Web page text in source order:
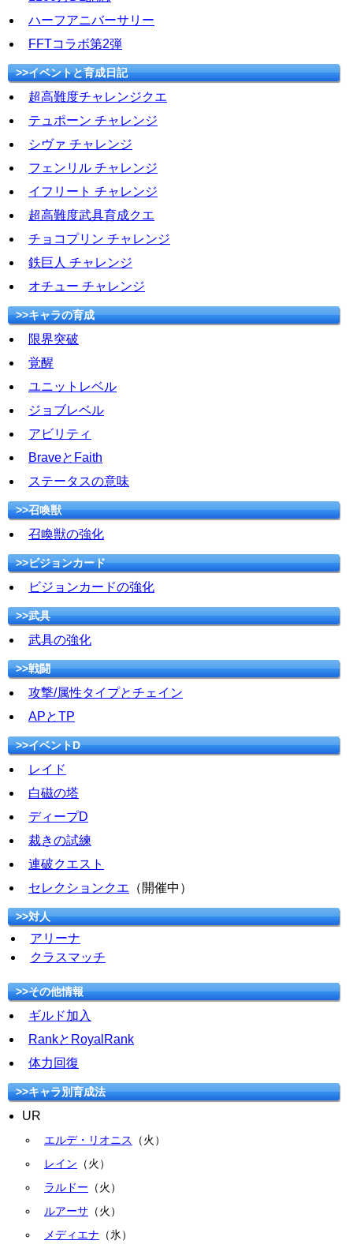
ハーフアニバーサリー
FFTコラボ第2弾
>>イベントと育成日記
超高難度チャレンジクエ
テュポーン チャレンジ
シヴァ チャレンジ
フェンリル チャレンジ
イフリート チャレンジ
超高難度武具育成クエ
チョコプリン チャレンジ
鉄巨人 チャレンジ
オチュー チャレンジ
>>キャラの育成
限界突破
覚醒
ユニットレベル
ジョブレベル
アビリティ
BraveとFaith
ステータスの意味
>>召喚獣
召喚獣の強化
>>ビジョンカード
ビジョンカードの強化
>>武具
武具の強化
>>戦闘
攻撃/属性タイプとチェイン
APとTP
>>イベントD
レイド
白磁の塔
ディープD
裁きの試練
連破クエスト
セレクションクエ （開催中）
>>対人
アリーナ
クラスマッチ
>>その他情報
ギルド加入
RankとRoyalRank
体力回復
>>キャラ別育成法
UR
エルデ・リオニス
（火）
レイン （火）
ラルドー （火）
ルアーサ （火）
メディエナ （氷）